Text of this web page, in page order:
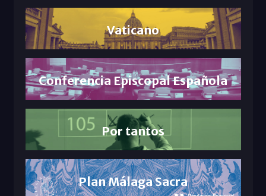
Vaticano
Conferencia Episcopal Española
Por tantos
Plan Málaga Sacra